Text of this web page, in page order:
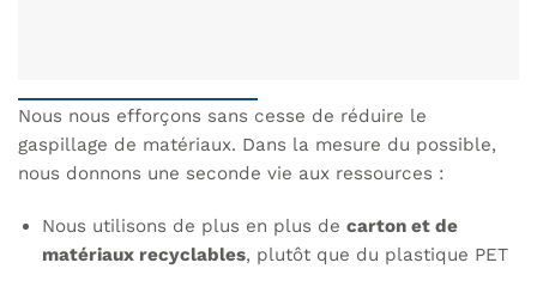
Nous nous efforçons sans cesse de réduire le
gaspillage de matériaux. Dans la mesure du possible,
nous donnons une seconde vie aux ressources :
Nous utilisons de plus en plus de carton et de
matériaux recyclables, plutôt que du plastique PET